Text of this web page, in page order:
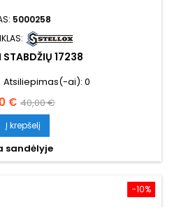
5000258
STABDŽIŲ 17238
Atsiliepimas(-ai): 0
€ Bazinė
kaina
40,00 €
Į krepšelį
sandėlyje
−10%